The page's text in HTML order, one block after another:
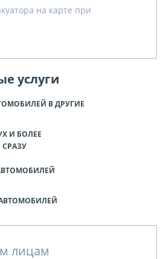
на карте при
услуги
В ДРУГИЕ
И БОЛЕЕ
лицам